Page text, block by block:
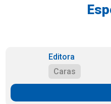
Editora
Caras